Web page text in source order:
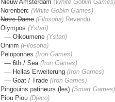
Nieuw Amsterdam (White Goblin Games)
Norenberc (White Goblin Games)
Notre Dame (Filosofia) Revendu
Olympos (Ystari)
— Oikoumene (Ystari)
Onirim (Filosofia)
Peloponnes (Iron Games)
— 6th / Sea (Iron Games)
— Hellas Erweiterung (Iron Games)
— Goat / Trade (Iron Games)
Pingouins patineurs (les) (Smart Games)
Piou Piou (Djeco)